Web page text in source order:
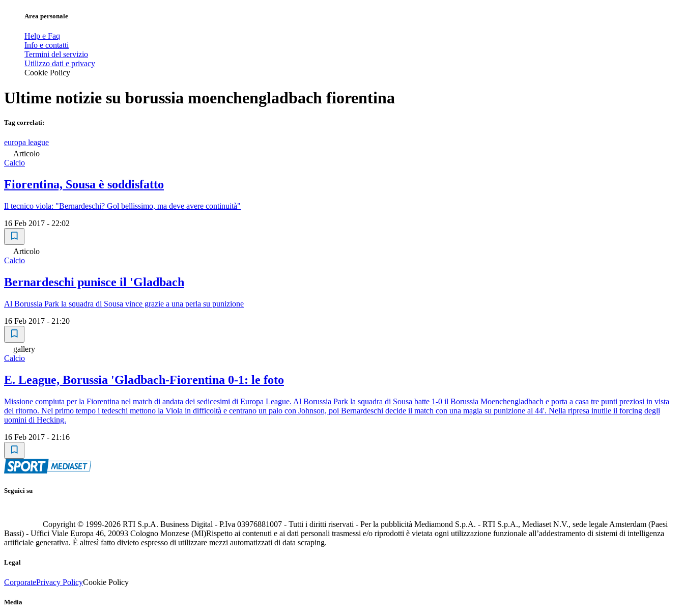
Area personale
Help e Faq
Info e contatti
Termini del servizio
Utilizzo dati e privacy
Cookie Policy
Ultime notizie su borussia moenchengladbach fiorentina
Tag correlati:
europa league
Articolo
Calcio
Fiorentina, Sousa è soddisfatto
Il tecnico viola: "Bernardeschi? Gol bellissimo, ma deve avere continuità"
16 Feb 2017 - 22:02
Articolo
Calcio
Bernardeschi punisce il 'Gladbach
Al Borussia Park la squadra di Sousa vince grazie a una perla su punizione
16 Feb 2017 - 21:20
gallery
Calcio
E. League, Borussia 'Gladbach-Fiorentina 0-1: le foto
Missione compiuta per la Fiorentina nel match di andata dei sedicesimi di Europa League. Al Borussia Park la squadra di Sousa batte 1-0 il Borussia Moenchengladbach e porta a casa tre punti preziosi in vista
del ritorno. Nel primo tempo i tedeschi mettono la Viola in difficoltà e centrano un palo con Johnson, poi Bernardeschi decide il match con una magia su punizione al 44'. Nella ripresa inutile il forcing degli
uomini di Hecking.
16 Feb 2017 - 21:16
Seguici su
Copyright © 1999-2026 RTI S.p.A. Business Digital - P.Iva 03976881007 - Tutti i diritti riservati - Per la pubblicità Mediamond S.p.A. - RTI S.p.A., Mediaset N.V., sede legale Amsterdam (Paesi
Bassi) - Uffici Viale Europa 46, 20093 Cologno Monzese (MI)Rispetto ai contenuti e ai dati personali trasmessi e/o riprodotti è vietata ogni utilizzazione funzionale all’addestramento di sistemi di intelligenza
artificiale generativa. È altresì fatto divieto espresso di utilizzare mezzi automatizzati di data scraping.
Legal
CorporatePrivacy PolicyCookie Policy
Media